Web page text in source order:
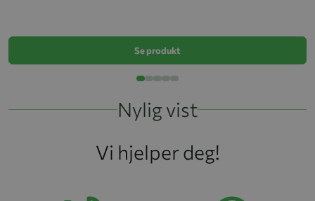
Se produkt
Nylig vist
Vi hjelper deg!